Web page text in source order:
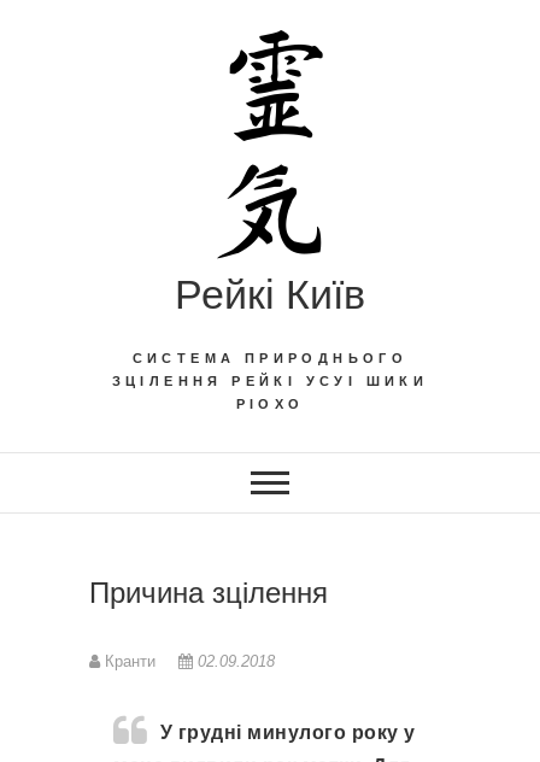
Рейкі Київ
СИСТЕМА ПРИРОДНЬОГО
ЗЦІЛЕННЯ РЕЙКІ УСУІ ШИКИ
РІОХО
Причина зцілення
Кранти 02.09.2018
У грудні минулого року у